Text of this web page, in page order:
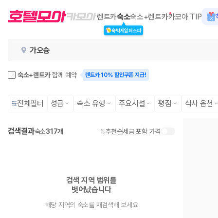
카모아 - 가오슝 호텔 | 최저가 가격
제주도 렌트카는 업체마다 차량 가격, 보험 조건, 면책금, 보상 한도, 인
업체별 가격비교: 제주 렌트카 업체별 실시간 예약 가능 차량과 요금
렌트카숙소
숙박세일페스타
숙소+렌트카카모아 TIP
가오슝
숙소+렌트카함께 예약 렌트카 10% 할인쿠폰 지급!
전체필터 성급 숙소 유형 주요시설 평점 식사 옵션
검색결과숙소317개 추천순세금 포함 가격
검색 지역 범위를
벗어났습니다
해당 지역의 숙소를 재검색해 보세요